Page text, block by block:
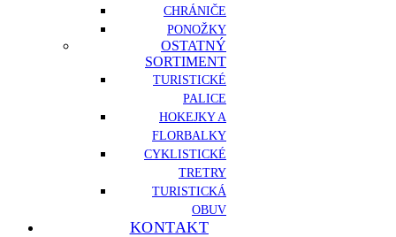
CHRÁNIČE
PONOŽKY
OSTATNÝ
SORTIMENT
TURISTICKÉ
PALICE
HOKEJKY A
FLORBALKY
CYKLISTICKÉ
TRETRY
TURISTICKÁ
OBUV
KONTAKT